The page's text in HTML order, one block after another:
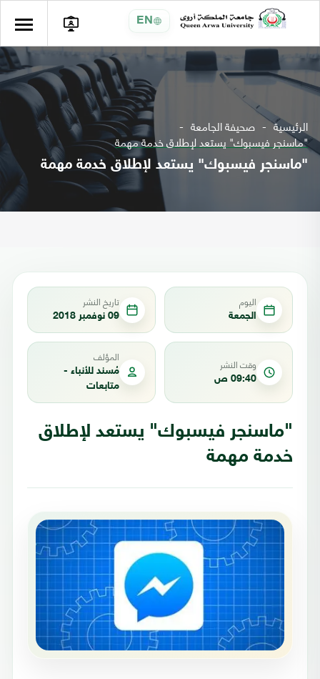
EN
الرئيسية صحيفة الجامعة
"ماسنجر فيسبوك" يستعد لإطلاق خدمة مهمة
"ماسنجر فيسبوك" يستعد لإطلاق خدمة مهمة
اليوم
الجمعة
تاريخ النشر
09 نوفمبر 2018
وقت النشر
09:40 ص
المؤلف
مُسند للأنباء -
متابعات
"ماسنجر فيسبوك" يستعد لإطلاق
خدمة مهمة